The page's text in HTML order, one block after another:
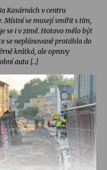
Kasárnách v centru
Místní se musejí smířit s tím,
se i v zimě. Hotovo mělo být
se neplánovaně protáhla do
krátká, ale opravy
auta […]